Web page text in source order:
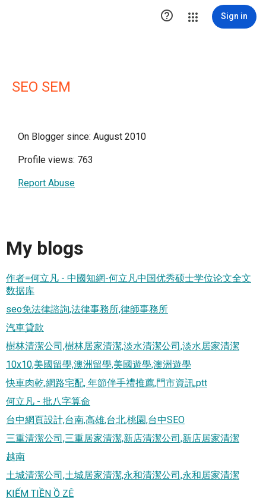
 Sign in
SEO SEM
On Blogger since: August 2010
Profile views: 763
Report Abuse
My blogs
作者=何立凡 - 中國知網-何立凡中国优秀硕士学位论文全文
数据库
seo免法律諮詢,法律事務所,律師事務所
汽車貸款
樹林清潔公司,樹林居家清潔,淡水清潔公司,淡水居家清潔
10x10,美國留學,澳洲留學,美國遊學,澳洲遊學
快車肉乾,網路宅配, 年節伴手禮推薦,門市資訊,ptt
何立凡 - 批八字算命
台中網頁設計,台南,高雄,台北,桃園,台中SEO
三重清潔公司,三重居家清潔,新店清潔公司,新店居家清潔
越南
土城清潔公司,土城居家清潔,永和清潔公司,永和居家清潔
KIẾM TIỀN Ồ ZÊ